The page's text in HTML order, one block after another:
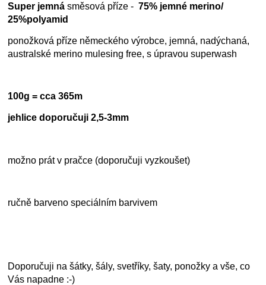
Super jemná směsová příze -75% jemné merino/
25%polyamid
ponožková příze německého výrobce, jemná, nadýchaná,
australské merino mulesing free, s úpravou superwash
100g = cca 365m
jehlice doporučuji 2,5-3mm
možno prát v pračce (doporučuji vyzkoušet)
ručně barveno speciálním barvivem
Doporučuji na šátky, šály, svetříky, šaty, ponožky a vše, co
Vás napadne :-)